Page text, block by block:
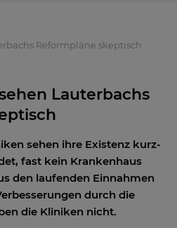
Reformpläne skeptisch
Lauterbachs
sehen ihre Existenz kurz-
fast kein Krankenhaus
den laufenden Einnahmen
durch die
die Kliniken nicht.